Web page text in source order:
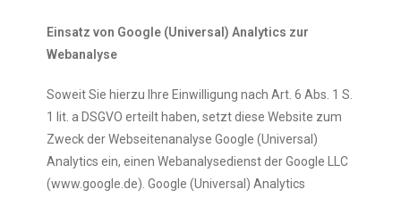
Einsatz von Google (Universal) Analytics zur
Webanalyse
Soweit Sie hierzu Ihre Einwilligung nach Art. 6 Abs. 1 S.
1 lit. a DSGVO erteilt haben, setzt diese Website zum
Zweck der Webseitenanalyse Google (Universal)
Analytics ein, einen Webanalysedienst der Google LLC
(www.google.de). Google (Universal) Analytics